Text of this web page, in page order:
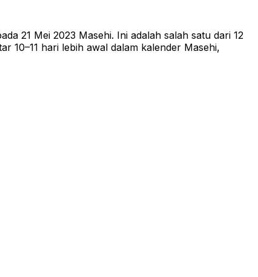
21 Mei 2023 Masehi. Ini adalah salah satu dari 12
10–11 hari lebih awal dalam kalender Masehi,